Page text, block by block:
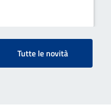
Tutte le novità